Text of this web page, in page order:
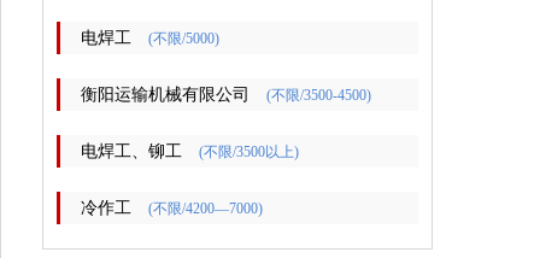
电焊工 (不限/5000)
衡阳运输机械有限公司 (不限/3500-4500)
电焊工、铆工 (不限/3500以上)
冷作工 (不限/4200—7000)